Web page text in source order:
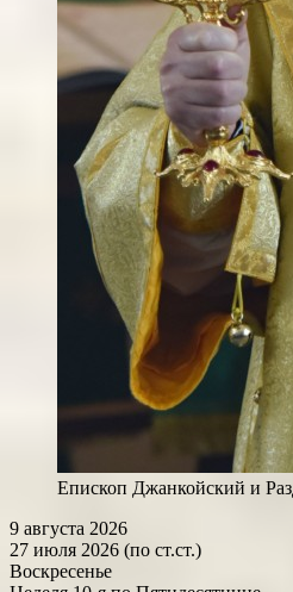
Епископ Джанкойский и
9 августа 2026
27 июля 2026 (по ст.ст.)
Воскресенье